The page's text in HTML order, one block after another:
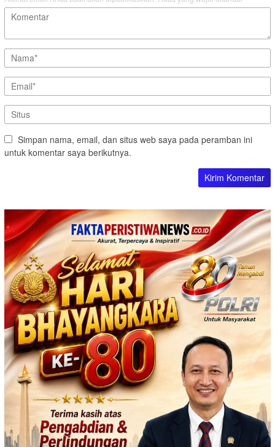
Simpan nama, email, dan situs web saya pada peramban ini
untuk komentar saya berikutnya.